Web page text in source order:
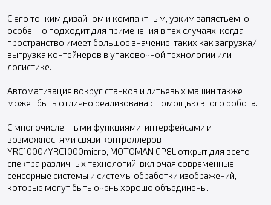
С его тонким дизайном и компактным, узким запястьем, он
особенно подходит для применения в тех случаях, когда
пространство имеет большое значение, таких как загрузка/
выгрузка контейнеров в упаковочной технологии или
логистике.
Автоматизация вокруг станков и литьевых машин также
может быть отлично реализована с помощью этого робота.
С многочисленными функциями, интерфейсами и
возможностями связи контроллеров
YRC1000/YRC1000micro, MOTOMAN GP8L открыт для всего
спектра различных технологий, включая современные
сенсорные системы и системы обработки изображений,
которые могут быть очень хорошо объединены.